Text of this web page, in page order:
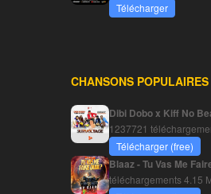
Télécharger
CHANSONS POPULAIRES
Dibi Dobo x Kiff No
1237721
Télécharger (free)
Blaaz - Tu Vas Me
téléchargements4.15